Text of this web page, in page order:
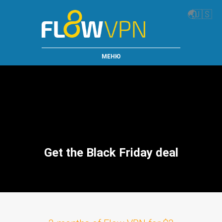
🌏🇺🇸
МЕНЮ
Get the Black Friday deal